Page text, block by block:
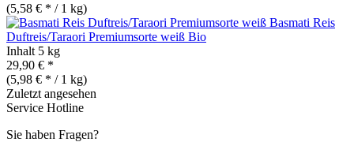
(5,58 € * / 1 kg)
Basmati Reis
Duftreis/Taraori Premiumsorte weiß Bio
Inhalt 5 kg
29,90 € *
(5,98 € * / 1 kg)
Zuletzt angesehen
Service Hotline
Sie haben Fragen?